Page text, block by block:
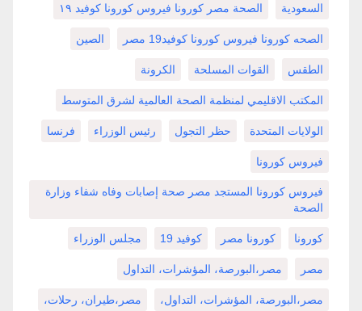
السعودية الصحة مصر كورونا فيروس كورونا كوفيد ١٩
الصحه كورونا فيروس كورونا كوفيد19 مصر الصين
الطقس القوات المسلحة الكرونة
المكتب الاقليمي لمنظمة الصحة العالمية لشرق المتوسط
الولايات المتحدة حظر التجول رئيس الوزراء فرنسا
فيروس كورونا
فيروس كورونا المستجد مصر صحة إصابات وفاه شفاء وزارة
الصحة
كورونا كورونا مصر كوفيد 19 مجلس الوزراء
مصر مصر،البورصة، المؤشرات، التداول
مصر،البورصة، المؤشرات، التداول، مصر،طيران، رحلات،